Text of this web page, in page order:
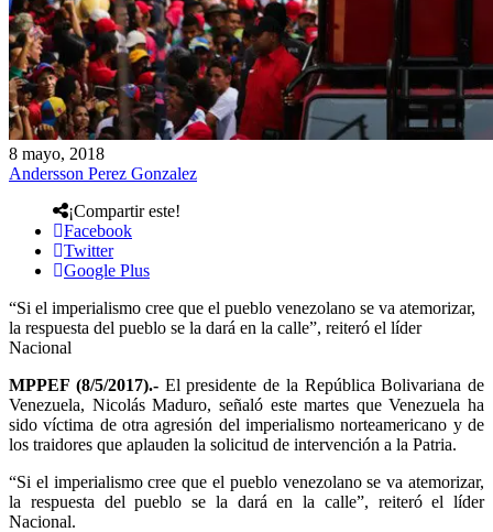
8 mayo, 2018
Andersson Perez Gonzalez
¡Compartir este!
Facebook
Twitter
Google Plus
“Si el imperialismo cree que el pueblo venezolano se va atemorizar,
la respuesta del pueblo se la dará en la calle”, reiteró el líder
Nacional
MPPEF (8/5/2017).-El presidente de la República Bolivariana de
Venezuela, Nicolás Maduro, señaló este martes que Venezuela ha
sido víctima de otra agresión del imperialismo norteamericano y de
los traidores que aplauden la solicitud de intervención a la Patria.
“Si el imperialismo cree que el pueblo venezolano se va atemorizar,
la respuesta del pueblo se la dará en la calle”, reiteró el líder
Nacional.